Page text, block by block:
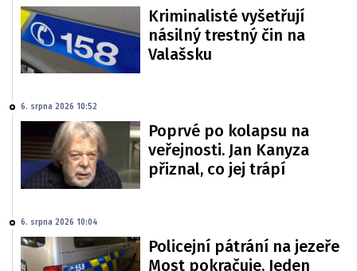
Kriminalisté vyšetřují
násilný trestný čin na
Valašsku
6. srpna 2026 10:52
Poprvé po kolapsu na
veřejnosti. Jan Kanyza
přiznal, co jej trápí
6. srpna 2026 10:04
Policejní pátrání na jezeře
Most pokračuje. Jeden